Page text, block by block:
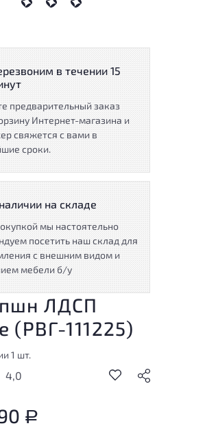
в течении 15
предварительный заказ
Интернет-магазина и
свяжется с вами в
сроки.
на складе
мы настоятельно
посетить наш склад для
с внешним видом и
мебели б/у
ЛДСП
(РВГ-111225)
1 шт.
4,0
Р